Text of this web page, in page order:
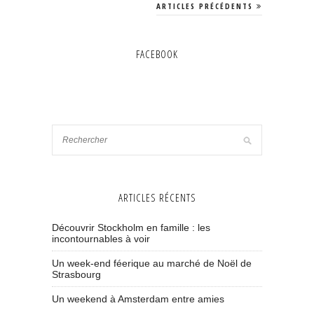
ARTICLES PRÉCÉDENTS
FACEBOOK
ARTICLES RÉCENTS
Découvrir Stockholm en famille : les
incontournables à voir
Un week-end féerique au marché de Noël de
Strasbourg
Un weekend à Amsterdam entre amies